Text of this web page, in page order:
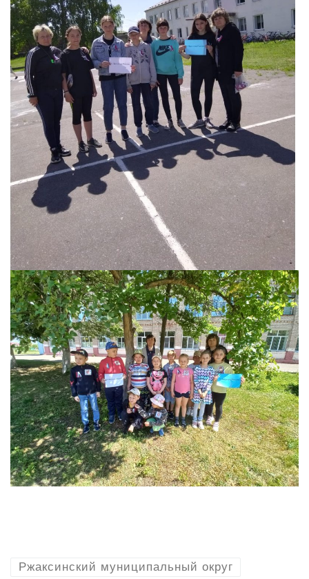
Ржаксинский муниципальный округ